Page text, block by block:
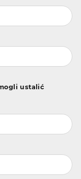
ustalić